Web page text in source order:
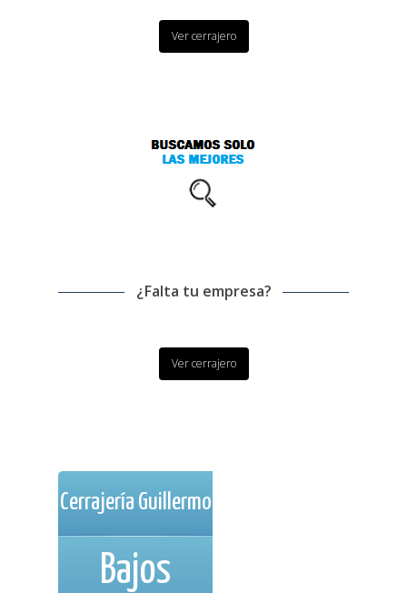
Ver cerrajero
¿Falta tu empresa?
Ver cerrajero
Cerrajería Guillermo
Bajos